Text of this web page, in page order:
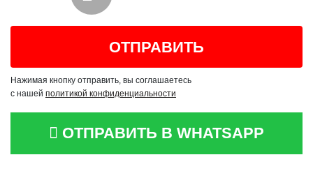
Нажимая кнопку отправить, вы соглашаетесь
с нашей политикой конфиденциальности
ОТПРАВИТЬ В WHATSAPP